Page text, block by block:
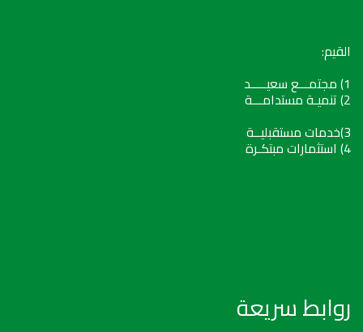
القيم:
1) مجتمـــع سعيـــــد
2) تنميـة مستدامـــة
3)خدمات مستقبليــة
4) استثمارات مبتكـرة
روابط سريعة